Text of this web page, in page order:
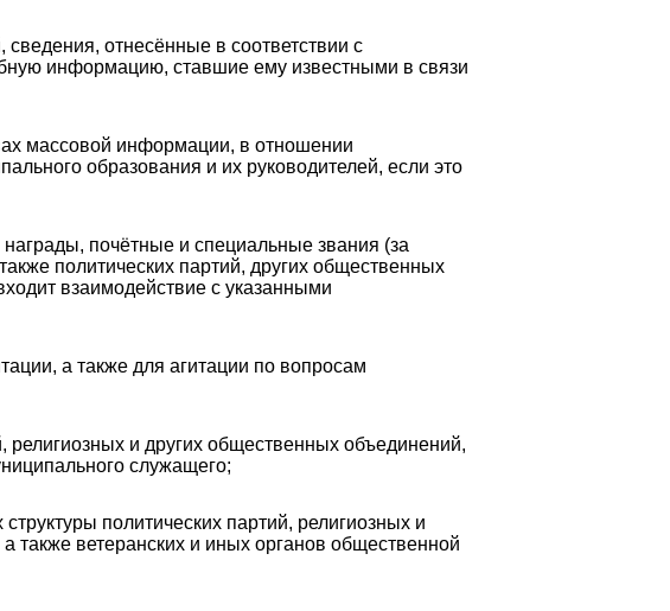
отнесённые в соответствии с
информацию, ставшие ему известными в связи
массовой информации, в отношении
образования и их руководителей, если это
почётные и специальные звания (за
политических партий, других общественных
взаимодействие с указанными
а также для агитации по вопросам
религиозных и других общественных объединений,
служащего;
политических партий, религиозных и
ветеранских и иных органов общественной